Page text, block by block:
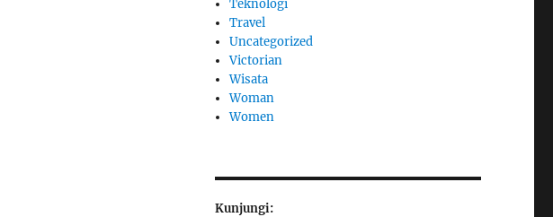
Teknologi
Travel
Uncategorized
Victorian
Wisata
Woman
Women
Kunjungi: